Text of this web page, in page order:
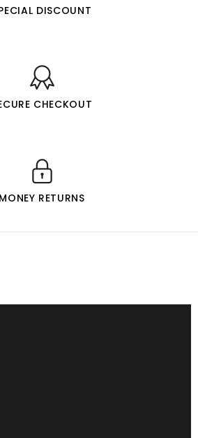
DISCOUNT
CHECKOUT
MONEY RETURNS